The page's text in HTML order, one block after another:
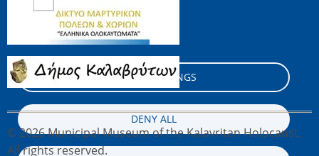
"Settings".
Cookie documentation
COOKIE SETTINGS
DENY ALL
Image
© 2026 Municipal Museum of the Kalavritan Holocaust,
All rights reserved.